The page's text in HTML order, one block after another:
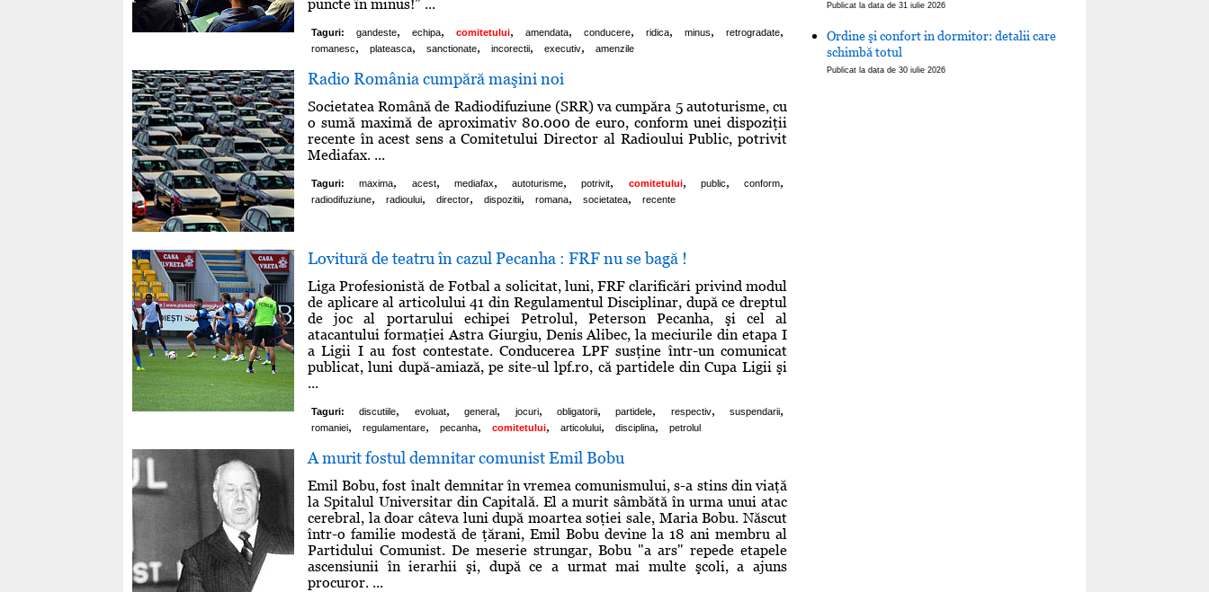
puncte în minus!” ...
Taguri: gandeste, echipa, comitetului, amendata, conducere, ridica, minus, retrogradate,
romanesc, plateasca, sanctionate, incorectii, executiv, amenzile
Radio România cumpără maşini noi
Societatea Română de Radiodifuziune (SRR) va cumpăra 5 autoturisme, cu
o sumă maximă de aproximativ 80.000 de euro, conform unei dispoziţii
recente în acest sens a Comitetului Director al Radioului Public, potrivit
Mediafax. ...
Taguri: maxima, acest, mediafax, autoturisme, potrivit, comitetului, public, conform,
radiodifuziune, radioului, director, dispozitii, romana, societatea, recente
Lovitură de teatru în cazul Pecanha : FRF nu se bagă !
Liga Profesionistă de Fotbal a solicitat, luni, FRF clarificări privind modul
de aplicare al articolului 41 din Regulamentul Disciplinar, după ce dreptul
de joc al portarului echipei Petrolul, Peterson Pecanha, şi cel al
atacantului formaţiei Astra Giurgiu, Denis Alibec, la meciurile din etapa I
a Ligii I au fost contestate. Conducerea LPF susţine într-un comunicat
publicat, luni după-amiază, pe site-ul lpf.ro, că partidele din Cupa Ligii şi
...
Taguri: discutiile, evoluat, general, jocuri, obligatorii, partidele, respectiv, suspendarii,
romaniei, regulamentare, pecanha, comitetului, articolului, disciplina, petrolul
A murit fostul demnitar comunist Emil Bobu
Emil Bobu, fost înalt demnitar în vremea comunismului, s-a stins din viaţă
la Spitalul Universitar din Capitală. El a murit sâmbătă în urma unui atac
cerebral, la doar câteva luni după moartea soţiei sale, Maria Bobu. Născut
într-o familie modestă de ţărani, Emil Bobu devine la 18 ani membru al
Partidului Comunist. De meserie strungar, Bobu "a ars" repede etapele
ascensiunii în ierarhii şi, după ce a urmat mai multe şcoli, a ajuns
procuror. ...
Publicat la data de 31 iulie 2026
Ordine şi confort in dormitor: detalii care
schimbă totul
Publicat la data de 30 iulie 2026